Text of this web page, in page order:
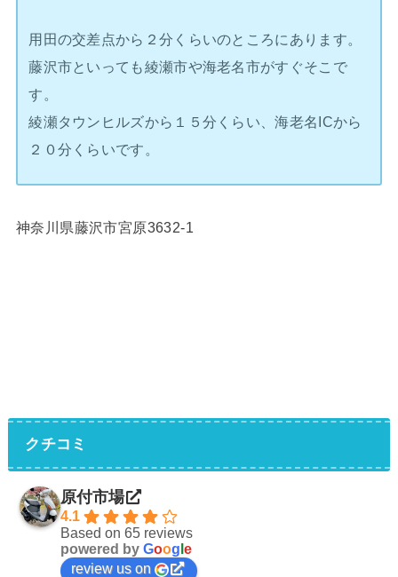
用田の交差点から２分くらいのところにあります。
藤沢市といっても綾瀬市や海老名市がすぐそこで
す。
綾瀬タウンヒルズから１５分くらい、海老名ICから
２０分くらいです。
神奈川県藤沢市宮原3632-1
クチコミ
原付市場
4.1
Based on 65 reviews
powered by Goog e
review us on